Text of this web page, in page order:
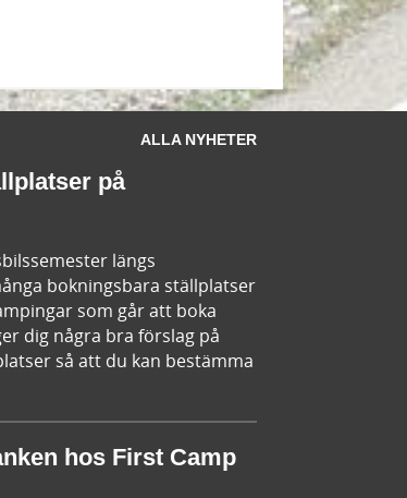
ALLA NYHETER
på
längs
bokningsbara ställplatser
som går att boka
dig några bra förslag på
så att du kan bestämma
hos First Camp